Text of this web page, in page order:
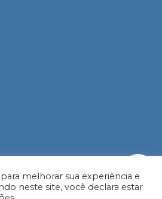
melhorar sua experiência e
neste site, você declara estar